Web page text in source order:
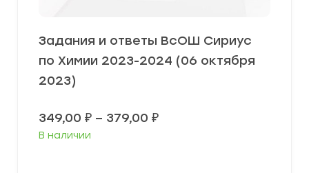
Задания и ответы ВсОШ Сириус
по Химии 2023-2024 (06 октября
2023)
349,00 ₽ – 379,00 ₽Диапазон
В наличии